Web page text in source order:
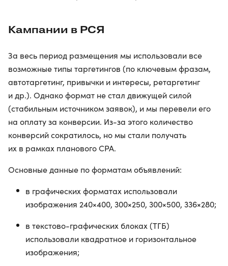
Кампании в РСЯ
За весь период размещения мы использовали все
возможные типы таргетингов (по ключевым фразам,
автотаргетинг, привычки и интересы, ретаргетинг
и др.). Однако формат не стал движущей силой
(стабильным источником заявок), и мы перевели его
на оплату за конверсии. Из-за этого количество
конверсий сократилось, но мы стали получать
их в рамках планового CPA.
Основные данные по форматам объявлений:
в графических форматах использовали
изображения 240×400, 300×250, 300×500, 336×280;
в текстово-графических блоках (ТГБ)
использовали квадратное и горизонтальное
изображения;